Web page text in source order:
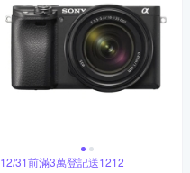
12/31前滿3萬登記送1212